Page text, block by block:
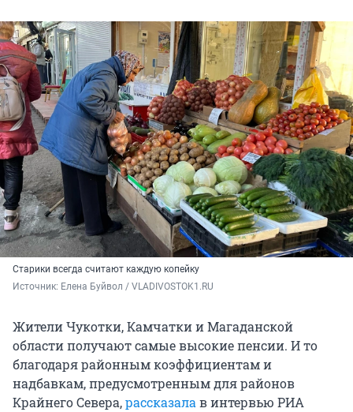
Старики всегда считают каждую копейку
Источник: Елена Буйвол / VLADIVOSTOK1.RU
Жители Чукотки, Камчатки и Магаданской
области получают самые высокие пенсии. И то
благодаря районным коэффициентам и
надбавкам, предусмотренным для районов
Крайнего Севера,рассказалав интервью РИА